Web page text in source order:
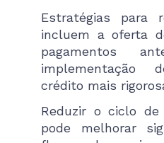
Estratégias para
incluem a oferta
pagamentos
crédito mais
Reduzir o ciclo
pode melhorar